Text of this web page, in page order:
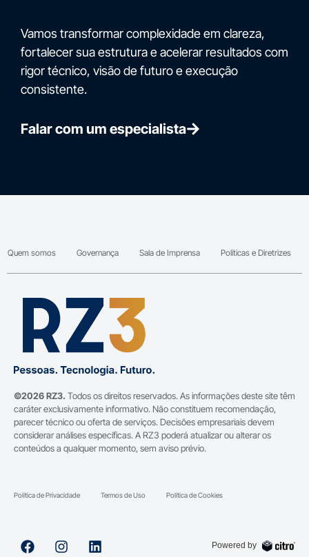
Vamos transformar complexidade em clareza,
fortalecer sua estrutura e acelerar resultados com
rigor técnico, visão de futuro e execução
consistente.
Falar com um especialista
Quem somos Governança Sala de Imprensa Políticas e Diretrizes
©2026 RZ3. Todos os direitos reservados. As informações deste site têm
caráter exclusivamente informativo. Não constituem recomendação,
parecer técnico ou oferta de serviços. Decisões empresariais devem
considerar análises específicas. A RZ3 poderá atualizar ou alterar os
conteúdos a qualquer momento, sem aviso prévio.
Política de Privacidade Termos de Uso Política de Cookies
Powered by